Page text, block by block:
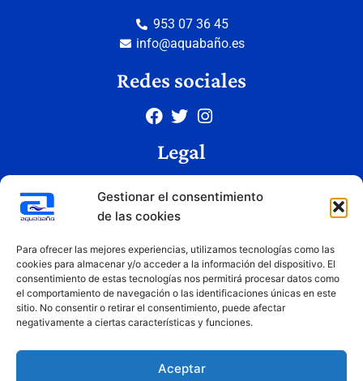
Gestionar el consentimiento
de las cookies
Para ofrecer las mejores experiencias, utilizamos tecnologías como las
cookies para almacenar y/o acceder a la información del dispositivo. El
consentimiento de estas tecnologías nos permitirá procesar datos como
el comportamiento de navegación o las identificaciones únicas en este
sitio. No consentir o retirar el consentimiento, puede afectar
negativamente a ciertas características y funciones.
Aceptar
953 07 36 45
info@aquabaño.es
Redes sociales
Legal
Política de privacidad
Condiciones de uso
Copyright © 2026 Aquabaño | Todos los derechos reservados
Diseñado porInnovation Studio